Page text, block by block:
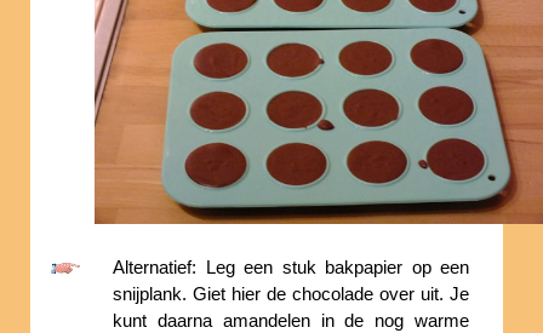
Alternatief: Leg een stuk bakpapier op een
snijplank. Giet hier de chocolade over uit. Je
kunt daarna amandelen in de nog warme